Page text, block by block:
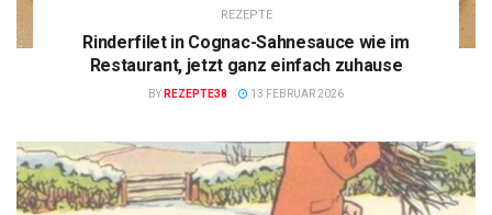
REZEPTE
Rinderfilet in Cognac-Sahnesauce wie im
Restaurant, jetzt ganz einfach zuhause
BY REZEPTE38 13 FEBRUAR 2026